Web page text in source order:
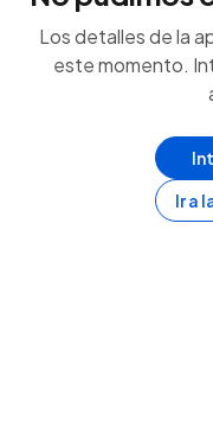
Los detalles de la
este momento.
Ir a